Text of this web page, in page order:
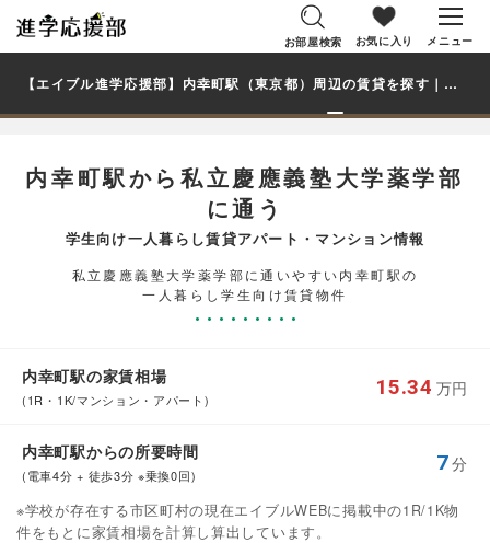
お部屋検索 お気に入り メニュー
【エイブル進学応援部】内幸町駅（東京都）周辺の賃貸を探す｜私立慶應義塾大学薬学部学生・大学生の一人暮らし向け賃貸マンション・アパート
内幸町駅から私立慶應義塾大学薬学部
に通う
学生向け一人暮らし賃貸アパート・マンション情報
私立慶應義塾大学薬学部に通いやすい内幸町駅の
一人暮らし学生向け賃貸物件
内幸町駅の家賃相場
(1R・1K/マンション・アパート)
15.34 万円
内幸町駅からの所要時間
(電車4分 + 徒歩3分 ※乗換0回)
7分
※学校が存在する市区町村の現在エイブルWEBに掲載中の1R/1K物
件をもとに家賃相場を計算し算出しています。